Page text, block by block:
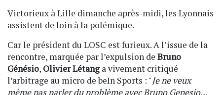
Victorieux à Lille dimanche après-midi, les Lyonnais
assistent de loin à la polémique.
Car le président du LOSC est furieux. A l’issue de la
rencontre, marquée par l’expulsion de Bruno
Génésio, Olivier Létanga vivement critiqué
l’arbitrage au micro de beIn Sports : "Je ne veux
même pas parler du problème avec Bruno Genesio...